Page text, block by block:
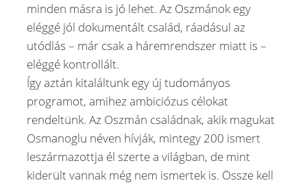
minden másra is jó lehet. Az Oszmánok egy
eléggé jól dokumentált család, ráadásul az
utódlás – már csak a háremrendszer miatt is –
eléggé kontrollált.
Így aztán kitaláltunk egy új tudományos
programot, amihez ambiciózus célokat
rendeltünk. Az Oszmán családnak, akik magukat
Osmanoglu néven hívják, mintegy 200 ismert
leszármazottja él szerte a világban, de mint
kiderült vannak még nem ismertek is. Össze kell